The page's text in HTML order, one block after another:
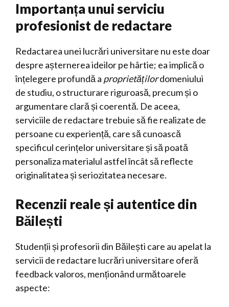
Importanța unui serviciu
profesionist de redactare
Redactarea unei lucrări universitare nu este doar
despre așternerea ideilor pe hârtie; ea implică o
înțelegere profundă a proprietățilordomeniului
de studiu, o structurare riguroasă, precum și o
argumentare clară și coerentă. De aceea,
serviciile de redactare trebuie să fie realizate de
persoane cu experiență, care să cunoască
specificul cerințelor universitare și să poată
personaliza materialul astfel încât să reflecte
originalitatea și seriozitatea necesare.
Recenzii reale și autentice din
Băilești
Studenții și profesorii din Băilești care au apelat la
servicii de redactare lucrări universitare oferă
feedback valoros, menționând următoarele
aspecte: